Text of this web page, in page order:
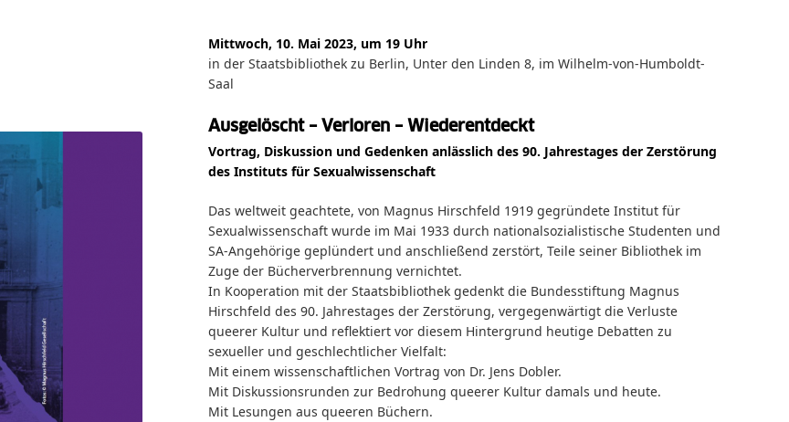
Mittwoch, 10. Mai 2023, um 19 Uhr
in der Staatsbibliothek zu Berlin, Unter den Linden 8, im Wilhelm-von-Humboldt-
Saal
Ausgelöscht – Verloren – Wiederentdeckt
Vortrag, Diskussion und Gedenken anlässlich des 90. Jahrestages der Zerstörung
des Instituts für Sexualwissenschaft
Das weltweit geachtete, von Magnus Hirschfeld 1919 gegründete Institut für
Sexualwissenschaft wurde im Mai 1933 durch nationalsozialistische Studenten und
SA-Angehörige geplündert und anschließend zerstört, Teile seiner Bibliothek im
Zuge der Bücherverbrennung vernichtet.
In Kooperation mit der Staatsbibliothek gedenkt die Bundesstiftung Magnus
Hirschfeld des 90. Jahrestages der Zerstörung, vergegenwärtigt die Verluste
queerer Kultur und reflektiert vor diesem Hintergrund heutige Debatten zu
sexueller und geschlechtlicher Vielfalt:
Mit einem wissenschaftlichen Vortrag von Dr. Jens Dobler.
Mit Diskussionsrunden zur Bedrohung queerer Kultur damals und heute.
Mit Lesungen aus queeren Büchern.